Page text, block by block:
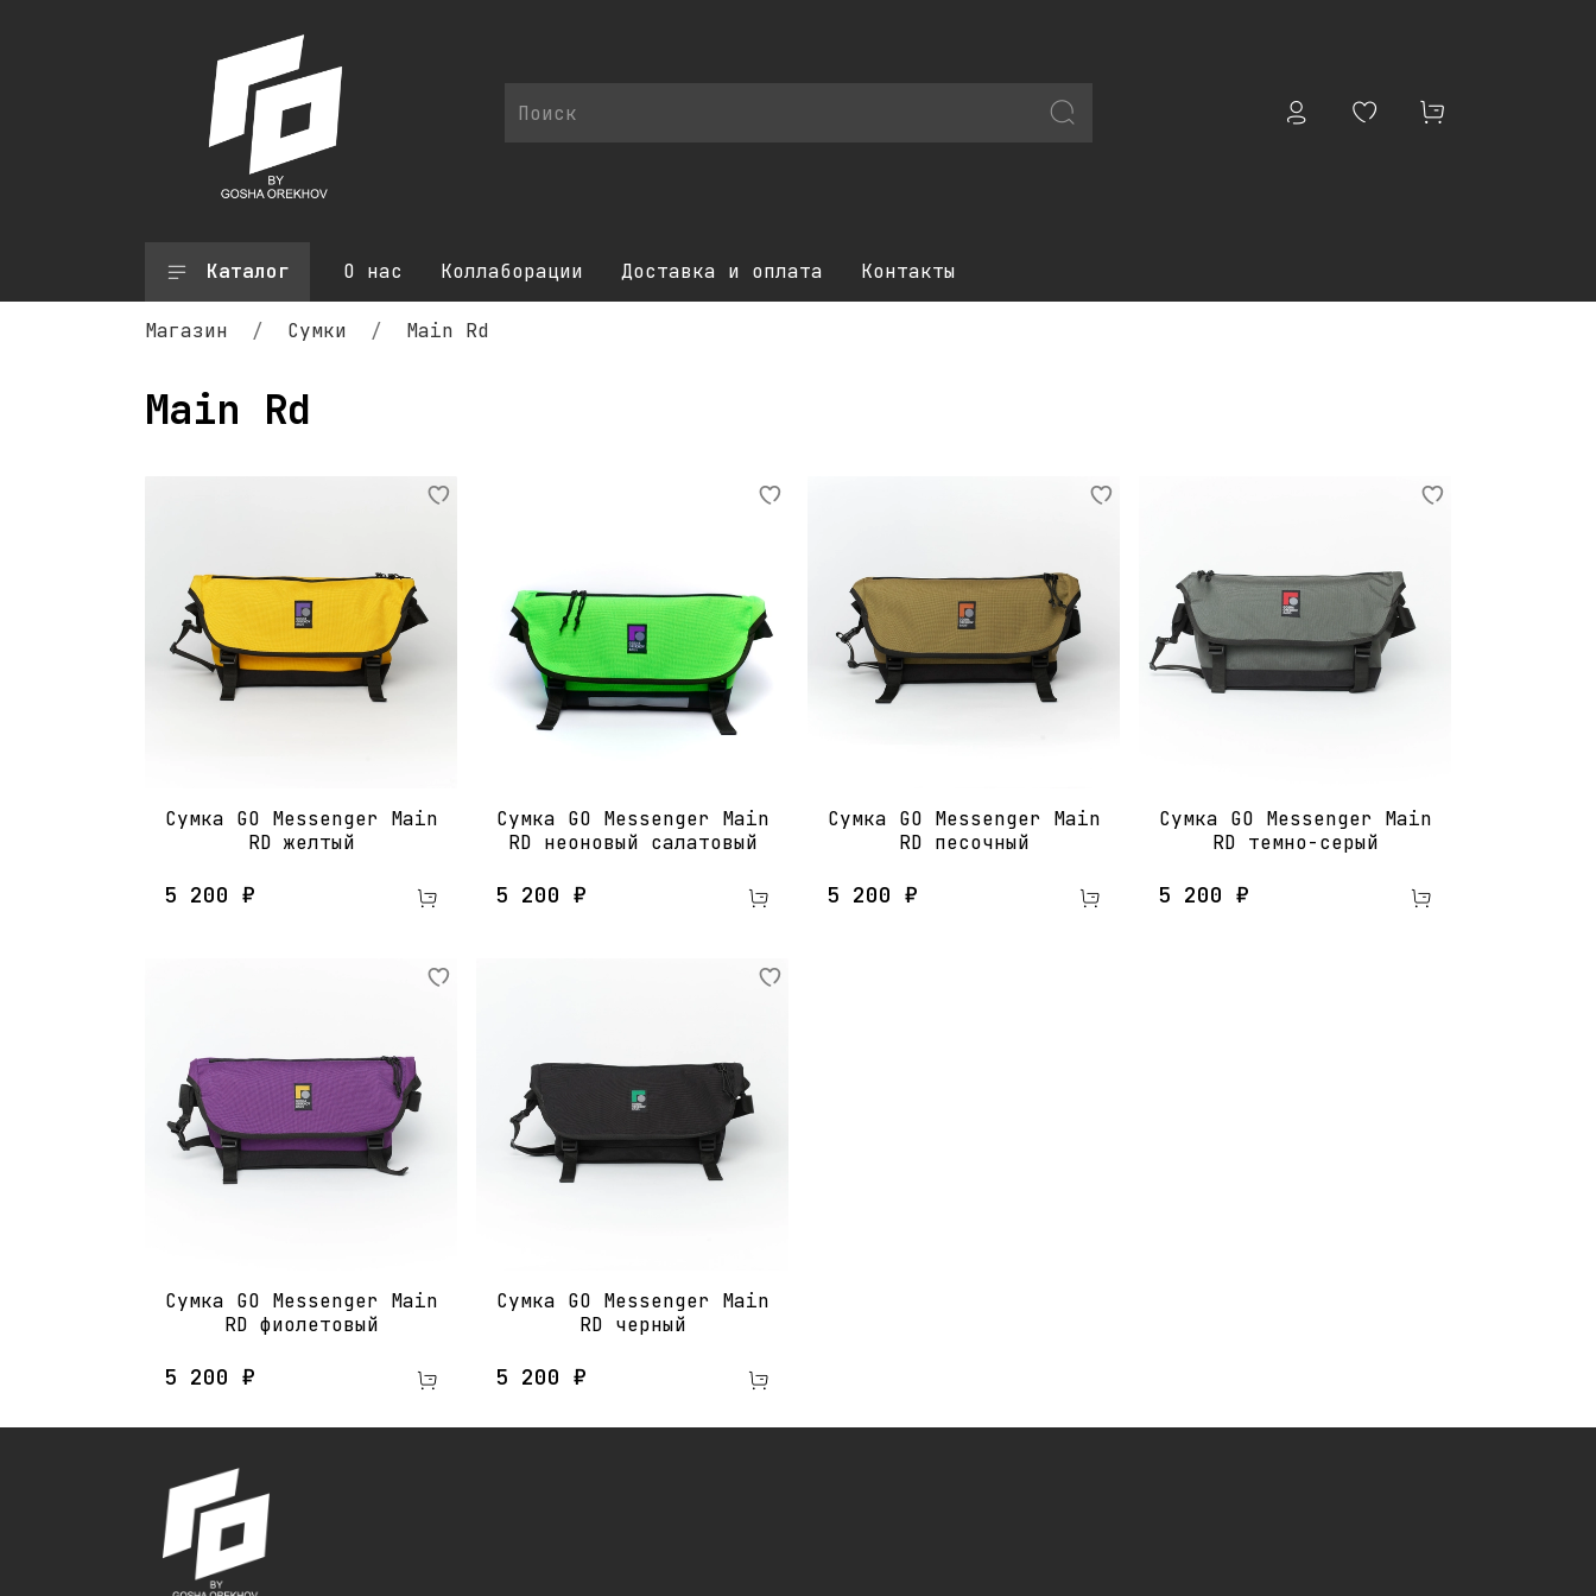
Каталог О нас Коллаборации Доставка и оплата Контакты
Магазин Сумки Main Rd
Main Rd
Сумка GO Messenger Main
RD​ желтый
5 200 ₽
Сумка GO Messenger Main
RD​ неоновый салатовый
5 200 ₽
Сумка GO Messenger Main
RD​ песочный
5 200 ₽
Сумка GO Messenger Main
RD​ темно-серый
5 200 ₽
Сумка GO Messenger Main
RD​ фиолетовый
5 200 ₽
Сумка GO Messenger Main
RD​ черный
5 200 ₽